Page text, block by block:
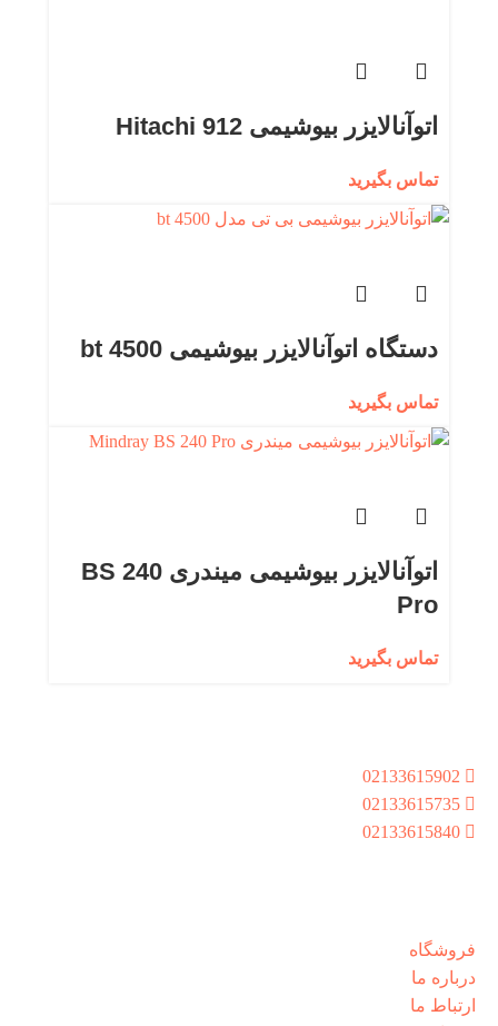
اتوآنالایزر بیوشیمی Hitachi 912
تماس بگیرید
دستگاه اتوآنالایزر بیوشیمی bt 4500
تماس بگیرید
اتوآنالایزر بیوشیمی میندری BS 240
Pro
تماس بگیرید
02133615902
02133615735
02133615840
فروشگاه
درباره ما
ارتباط ما